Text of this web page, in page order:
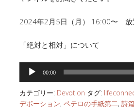
2024年2月5日（月） 16:00〜 放
「絶対と相対」について
声
プ
レ
00:00
カテゴリー: Devotion タグ:
デボーション, ペテロの手紙第二, 詩篇